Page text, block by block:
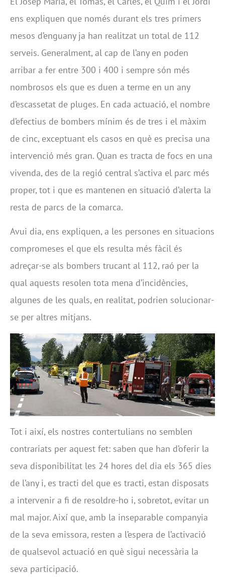
ens expliquen que només durant els tres primers
mesos d’enguany ja han realitzat un total de 112
serveis. Generalment, al cap de l’any en poden
arribar a fer entre 300 i 400 i sempre són més
nombrosos els que es duen a terme en un any
d’escassetat de pluges. En cada actuació, el nombre
d’efectius de bombers mínim és de tres i el màxim
de cinc, exceptuant els casos en què es precisa una
intervenció més gran. Quan es tracta de focs en una
vivenda, des de la regió central s’activa el parc més
proper, tot i que es mantenen en situació d’alerta la
resta de parcs de la comarca.
Avui dia, ens expliquen, a les persones en situacions
compromeses el que els resulta més fàcil és
adreçar-se als bombers trucant al 112, raó per la
qual aquests resolen tota mena d’incidències,
algunes de les quals, en realitat, podrien solucionar-
se per altres mitjans.
Tot i així, els nostres contertulians no semblen
contrariats per aquest fet: saben que han d’oferir la
seva disponibilitat les 24 hores del dia els 365 dies
de l’any i, es tracti del que es tracti, estan disposats
a intervenir a fi de resoldre-ho i, sobretot, evitar un
mal major. Així que, amb la inseparable companyia
de la seva emissora, resten a l’espera de l’activació
de qualsevol actuació en què sigui necessària la
seva participació.